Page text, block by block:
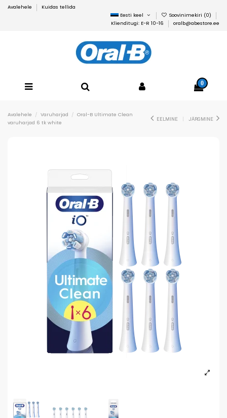
Avalehele
Kuidas tellida
Eesti keel
Soovinimekiri (0)
Klienditugi: E-R 10-16
oralb@abestore.ee
0
Avalehele Varuharjad
Oral-B Ultimate Clean
varuharjad 6 tk white
EELMINE JÄRGMINE